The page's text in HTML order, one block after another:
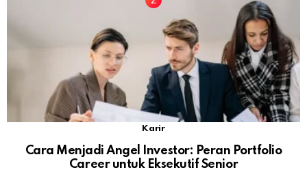
Karir
Cara Menjadi Angel Investor: Peran Portfolio
Career untuk Eksekutif Senior